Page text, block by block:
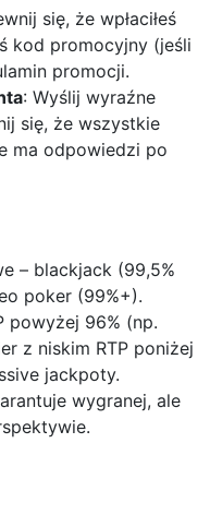
się, że wpłaciłeś
kod promocyjny (jeśli
promocji.
: Wyślij wyraźne
się, że wszystkie
ma odpowiedzi po
– blackjack (99,5%
poker (99%+).
powyżej 96% (np.
z niskim RTP poniżej
jackpoty.
wygranej, ale